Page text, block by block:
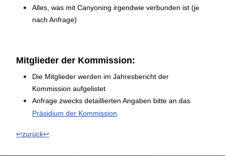
Alles, was mit Canyoning irgendwie verbunden ist (je
nach Anfrage)
Mitglieder der Kommission:
Die Mitglieder werden im Jahresbericht der
Kommission aufgelistet
Anfrage zwecks detaillierten Angaben bitte an das
Präsidium der Kommission
↩zurück↩